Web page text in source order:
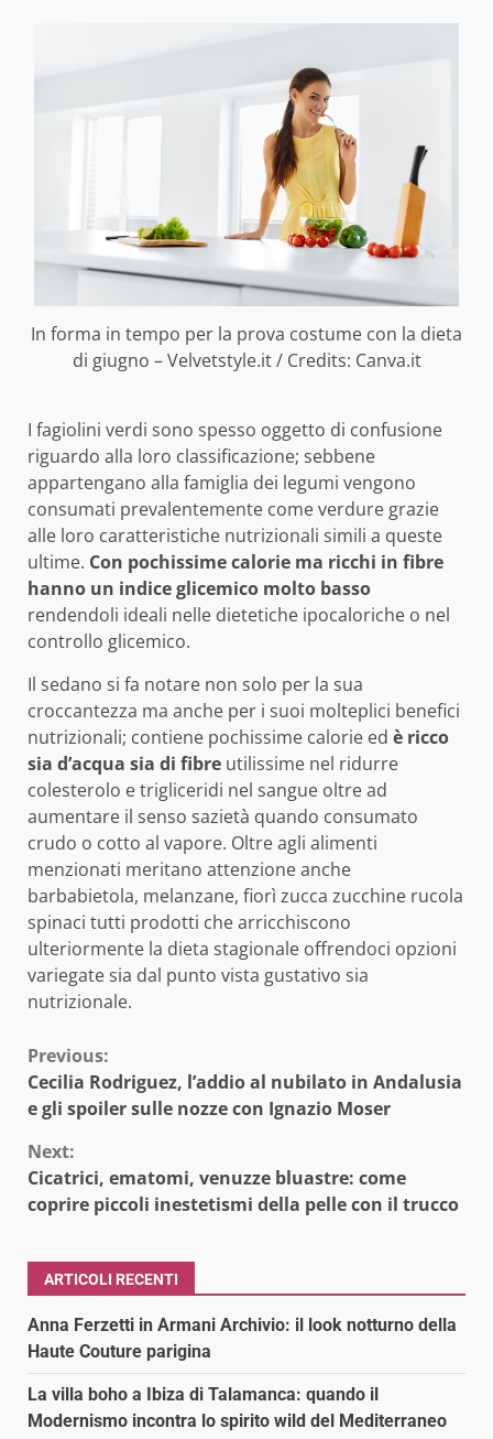
In forma in tempo per la prova costume con la dieta
di giugno – Velvetstyle.it / Credits: Canva.it
I fagiolini verdi sono spesso oggetto di confusione
riguardo alla loro classificazione; sebbene
appartengano alla famiglia dei legumi vengono
consumati prevalentemente come verdure grazie
alle loro caratteristiche nutrizionali simili a queste
ultime. Con pochissime calorie ma ricchi in fibre
hanno un indice glicemico molto basso
rendendoli ideali nelle dietetiche ipocaloriche o nel
controllo glicemico.
Il sedano si fa notare non solo per la sua
croccantezza ma anche per i suoi molteplici benefici
nutrizionali; contiene pochissime calorie ed è ricco
sia d’acqua sia di fibre utilissime nel ridurre
colesterolo e trigliceridi nel sangue oltre ad
aumentare il senso sazietà quando consumato
crudo o cotto al vapore. Oltre agli alimenti
menzionati meritano attenzione anche
barbabietola, melanzane, fiorì zucca zucchine rucola
spinaci tutti prodotti che arricchiscono
ulteriormente la dieta stagionale offrendoci opzioni
variegate sia dal punto vista gustativo sia
nutrizionale.
Continue
Reading
Previous:
Cecilia Rodriguez, l’addio al nubilato in Andalusia
e gli spoiler sulle nozze con Ignazio Moser
Next:
Cicatrici, ematomi, venuzze bluastre: come
coprire piccoli inestetismi della pelle con il trucco
ARTICOLI RECENTI
Anna Ferzetti in Armani Archivio: il look notturno della
Haute Couture parigina
La villa boho a Ibiza di Talamanca: quando il
Modernismo incontra lo spirito wild del Mediterraneo